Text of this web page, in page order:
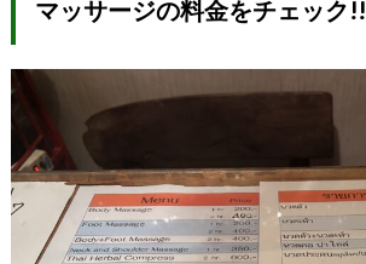
マッサージの料金をチェック!!